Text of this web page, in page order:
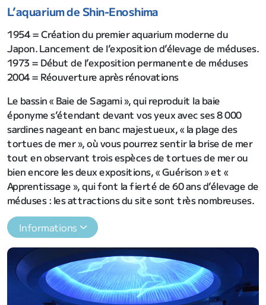
L’aquarium de Shin-Enoshima
1954 = Création du premier aquarium moderne du
Japon. Lancement de l’exposition d’élevage de méduses.
1973 = Début de l’exposition permanente de méduses
2004 = Réouverture après rénovations
Le bassin « Baie de Sagami », qui reproduit la baie
éponyme s’étendant devant vos yeux avec ses 8 000
sardines nageant en banc majestueux, « la plage des
tortues de mer », où vous pourrez sentir la brise de mer
tout en observant trois espèces de tortues de mer ou
bien encore les deux expositions, « Guérison » et «
Apprentissage », qui font la fierté de 60 ans d’élevage de
méduses : les attractions du site sont très nombreuses.
Informations